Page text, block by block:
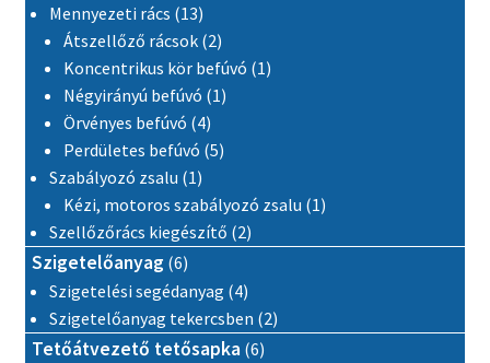
Mennyezeti rács 1313 termék
Átszellőző rácsok 22 termék
Koncentrikus kör befúvó 11 termék
Négyirányú befúvó 11 termék
Örvényes befúvó 44 termék
Perdületes befúvó 55 termék
Szabályozó zsalu 11 termék
Kézi, motoros szabályozó zsalu 11 termék
Szellőzőrács kiegészítő 22 termék
Szigetelőanyag 66 termék
Szigetelési segédanyag 44 termék
Szigetelőanyag tekercsben 22 termék
Tetőátvezető tetősapka 66 termék